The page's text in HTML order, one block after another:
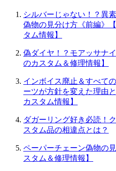
シルバーじゃない！？異
偽物の見分け方《前編》
タム情報】
偽ダイヤ！？モアッサナ
のカスタム＆修理情報】
インボイス廃止＆すべて
ーツが方針を変えた理由
カスタム情報】
ダガーリング好き必読！
スタム品の相違点とは？
ペーパーチェーン偽物の
スタム＆修理情報】